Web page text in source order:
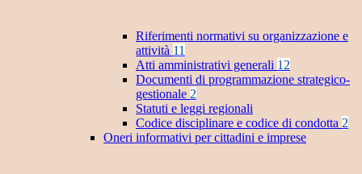
Riferimenti normativi su organizzazione e
attività 11
Atti amministrativi generali 12
Documenti di programmazione strategico-
gestionale 2
Statuti e leggi regionali
Codice disciplinare e codice di condotta 2
Oneri informativi per cittadini e imprese